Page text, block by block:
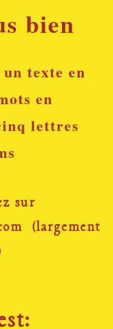
bien
texte en
en
lettres
sur
(largement